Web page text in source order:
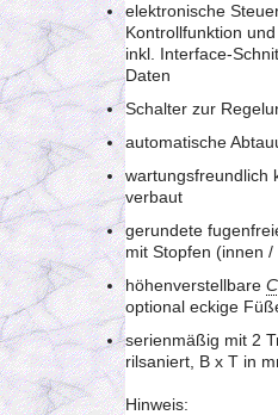
elektronische
Kontrollfunktion
inkl. Interface-
Daten
Schalter zur
automatische
wartungsfreundlich
verbaut
gerundete
mit Stopfen (innen
höhenverstellbare
optional eckige
serienmäßig mit 2
rilsaniert, B x T in
Hinweis: